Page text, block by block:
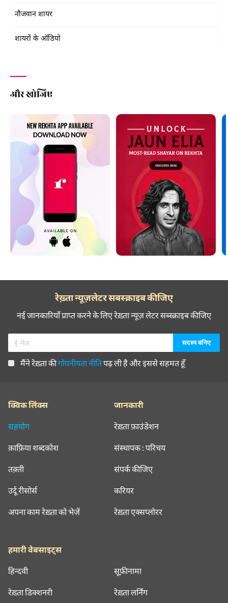
नौजवान शायर
शायरों के ऑडियो
और खोजिए
रेख़्ता न्यूज़लेटर सबस्क्राइब कीजिए
नई जानकारियाँ प्राप्त करने के लिए रेख़्ता न्यूज़ लेटर सब्स्क्राइब कीजिए
मैंने रेख़्ता कीगोपनीयता नीतिपढ़ ली है और इससे सहमत हूँ
क्विक लिंक्स
सहयोग
क़ाफ़िया शब्दकोश
तक़्ती
उर्दू रीसोर्स
अपना काम रेख़्ता को भेजें
जानकारी
रेख़्ता फ़ाउंडेशन
संस्थापक : परिचय
संपर्क कीजिए
करियर
रेख़्ता एक्सप्लोरर
हमारी वेबसाइट्स
हिन्दवी सूफ़ीनामा
रेख़्ता डिक्शनरी रेख़्ता लर्निंग